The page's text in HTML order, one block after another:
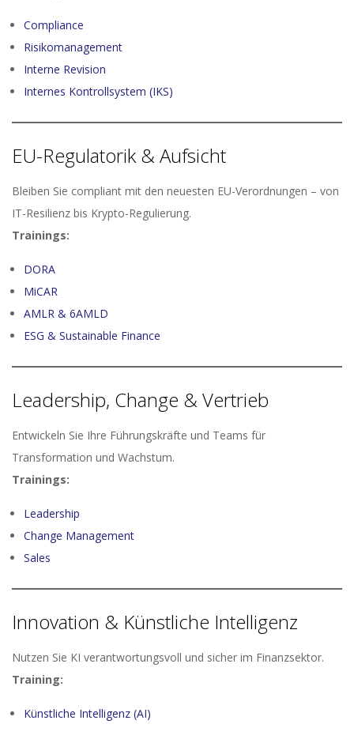
Compliance
Risikomanagement
Interne Revision
Internes Kontrollsystem (IKS)
EU-Regulatorik & Aufsicht
Bleiben Sie compliant mit den neuesten EU-Verordnungen – von
IT-Resilienz bis Krypto-Regulierung.
Trainings:
DORA
MiCAR
AMLR & 6AMLD
ESG & Sustainable Finance
Leadership, Change & Vertrieb
Entwickeln Sie Ihre Führungskräfte und Teams für
Transformation und Wachstum.
Trainings:
Leadership
Change Management
Sales
Innovation & Künstliche Intelligenz
Nutzen Sie KI verantwortungsvoll und sicher im Finanzsektor.
Training:
Künstliche Intelligenz (AI)